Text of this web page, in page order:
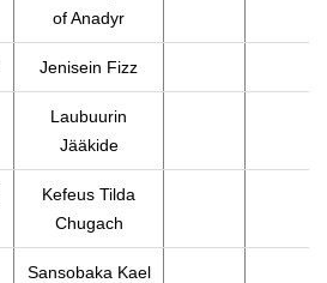
of Anadyr
Jenisein Fizz
Laubuurin
Jääkide
Kefeus Tilda
Chugach
Sansobaka Kael